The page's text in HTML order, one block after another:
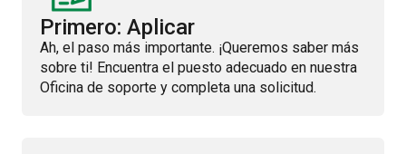
Primero: Aplicar
Ah, el paso más importante. ¡Queremos saber más
sobre ti! Encuentra el puesto adecuado en nuestra
Oficina de soporte y completa una solicitud.